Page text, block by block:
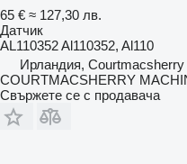
65 € ≈ 127,30 лв.
Датчик
AL110352 Al110352, Al110
Ирландия, Courtmacsherry
COURTMACSHERRY
Свържете се с продавача